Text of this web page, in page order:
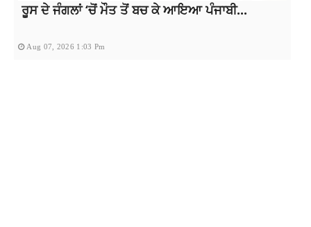
ਰੂਸ ਦੇ ਜੰਗਲਾਂ ‘ਚੋਂ ਮੌਤ ਤੋਂ ਬਚ ਕੇ ਆਇਆ ਪੰਜਾਬੀ...
Aug 07, 2026 1:03 Pm